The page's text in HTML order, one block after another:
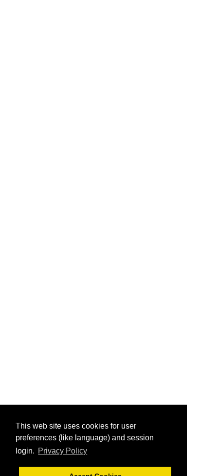
This web site uses cookies for user
preferences (like language) and session
login. Privacy Policy